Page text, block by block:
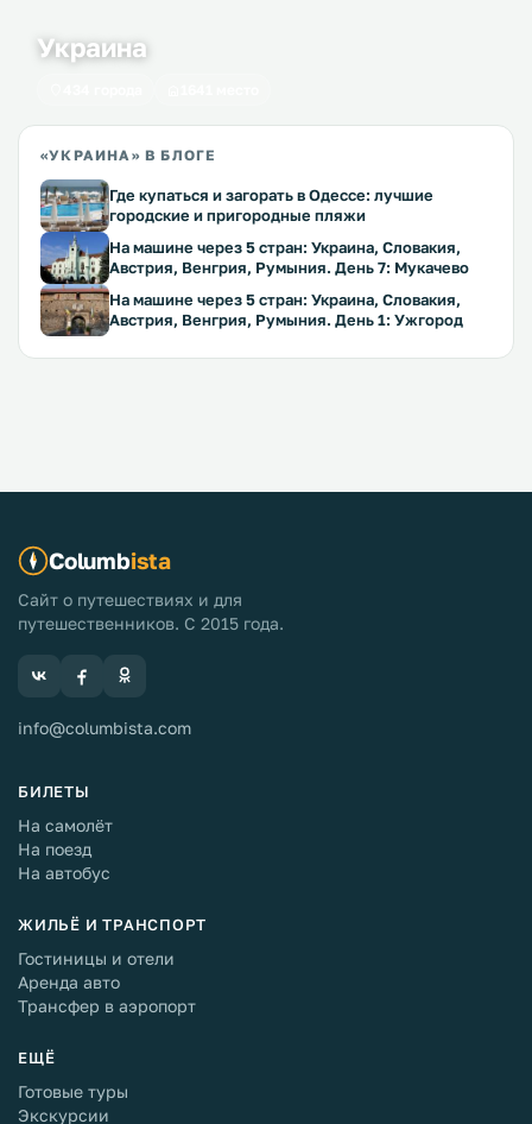
Украина
«УКРАИНА» В БЛОГЕ
Где купаться и загорать в Одессе: лучшие
городские и пригородные пляжи
На машине через 5 стран: Украина, Словакия,
Австрия, Венгрия, Румыния. День 7: Мукачево
На машине через 5 стран: Украина, Словакия,
Австрия, Венгрия, Румыния. День 1: Ужгород
Columbista
Сайт о путешествиях и для
путешественников. С 2015 года.
info@columbista.com
БИЛЕТЫ
На самолёт
На поезд
На автобус
ЖИЛЬЁ И ТРАНСПОРТ
Гостиницы и отели
Аренда авто
Трансфер в аэропорт
ЕЩЁ
Готовые туры
Экскурсии